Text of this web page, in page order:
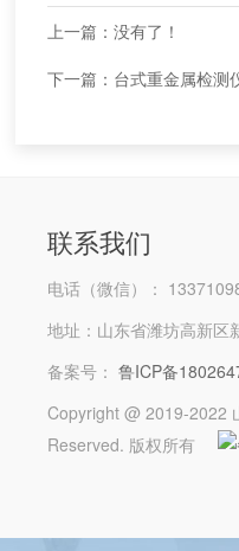
上一篇：没有了！
下一篇： 台式重金属检测
联系我们
电话（微信）：
地址：山东省潍坊高新区
备案号： 鲁ICP备
Copyright @ 2019-2022
Reserved. 版权所有